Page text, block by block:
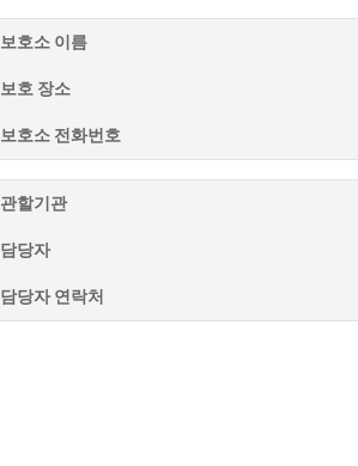
보호소 이름
보호 장소
보호소 전화번호
관할기관
담당자
담당자 연락처